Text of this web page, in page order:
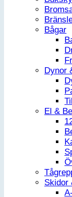
Bågar
Dynor
El &
Skidor